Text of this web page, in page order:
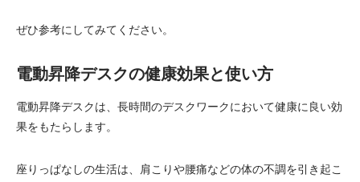
ぜひ参考にしてみてください。
電動昇降デスクの健康効果と使い方
電動昇降デスクは、長時間のデスクワークにおいて健康に良い効
果をもたらします。
座りっぱなしの生活は、肩こりや腰痛などの体の不調を引き起こ